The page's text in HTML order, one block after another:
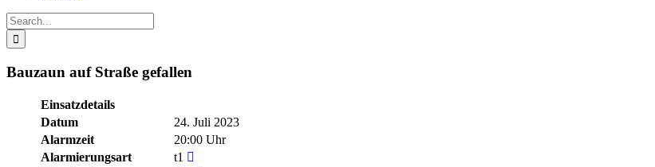
Search
for:
Bauzaun auf Straße gefallen
Einsatzdetails
Datum
24. Juli 2023
Alarmzeit
20:00 Uhr
Alarmierungsart
t1